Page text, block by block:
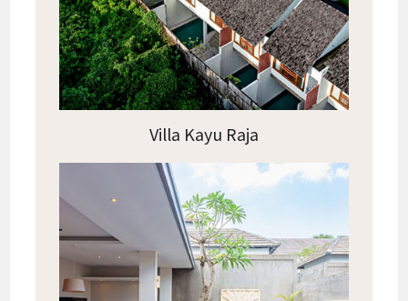
Villa Kayu Raja